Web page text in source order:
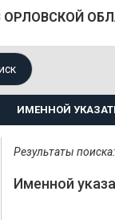
ОРЛОВСКОЙ
ИМЕННОЙ
Результаты
Именной